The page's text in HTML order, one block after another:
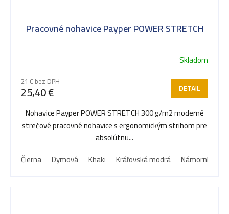
Pracovné nohavice Payper POWER STRETCH
Skladom
21 € bez DPH
25,40 € DETAIL
Nohavice Payper POWER STRETCH 300 g/m2 moderné
strečové pracovné nohavice s ergonomickým strihom pre
absolútnu...
Čierna
Dymová Khaki Kráľovská modrá Námornícka